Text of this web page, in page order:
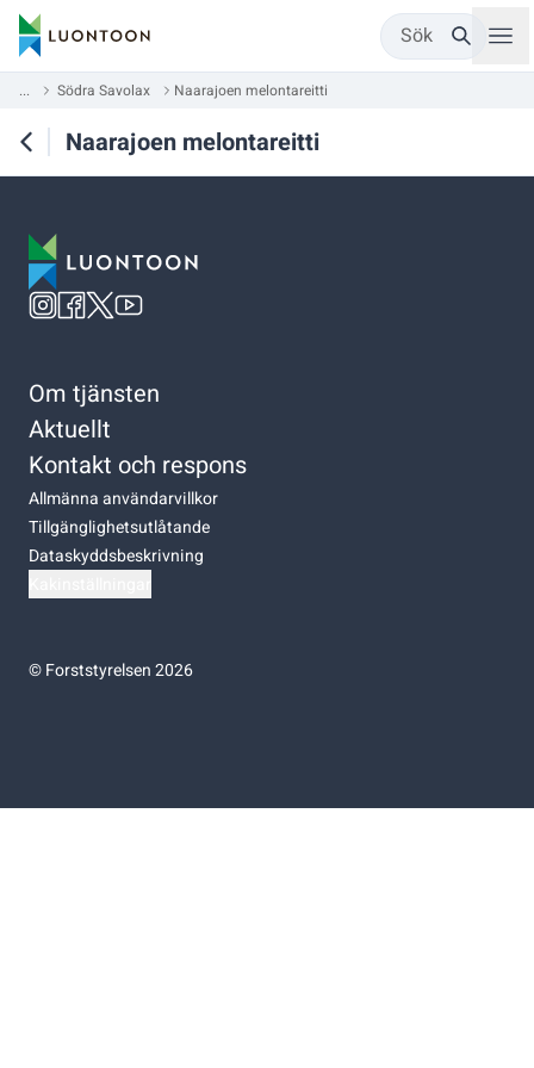
Sök
... Södra Savolax Naarajoen melontareitti
Naarajoen melontareitti
Om tjänsten
Aktuellt
Kontakt och respons
Allmänna användarvillkor
Tillgänglighetsutlåtande
Dataskyddsbeskrivning
©Forststyrelsen 2026